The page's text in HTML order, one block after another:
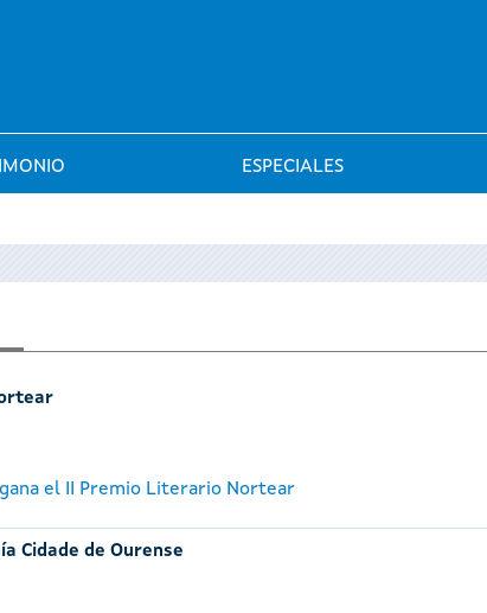
ESPECIALES
el II Premio Literario Nortear
Cidade de Ourense